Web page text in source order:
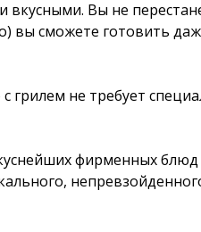
Вы не
вы сможете готовить
не требует
фирменных